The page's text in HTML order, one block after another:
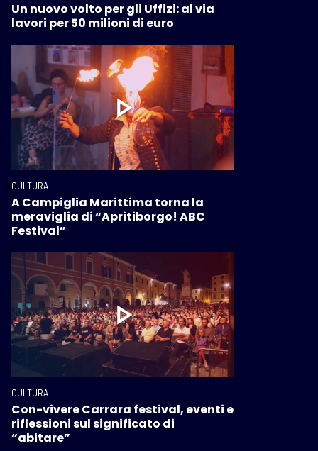
Un nuovo volto per gli Uffizi: al via
lavori per 50 milioni di euro
CULTURA
A Campiglia Marittima torna la
meraviglia di “Apritiborgo! ABC
Festival”
CULTURA
Con-vivere Carrara festival, eventi e
riflessioni sul significato di
“abitare”